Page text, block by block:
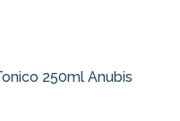
250ml Anubis